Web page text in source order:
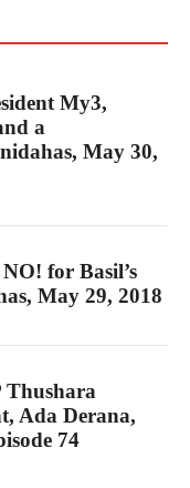
My3,
a
May 30,
for Basil’s
May 29, 2018
Thushara
Ada Derana,
74